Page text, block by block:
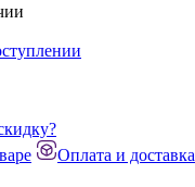
Оплата и доставка